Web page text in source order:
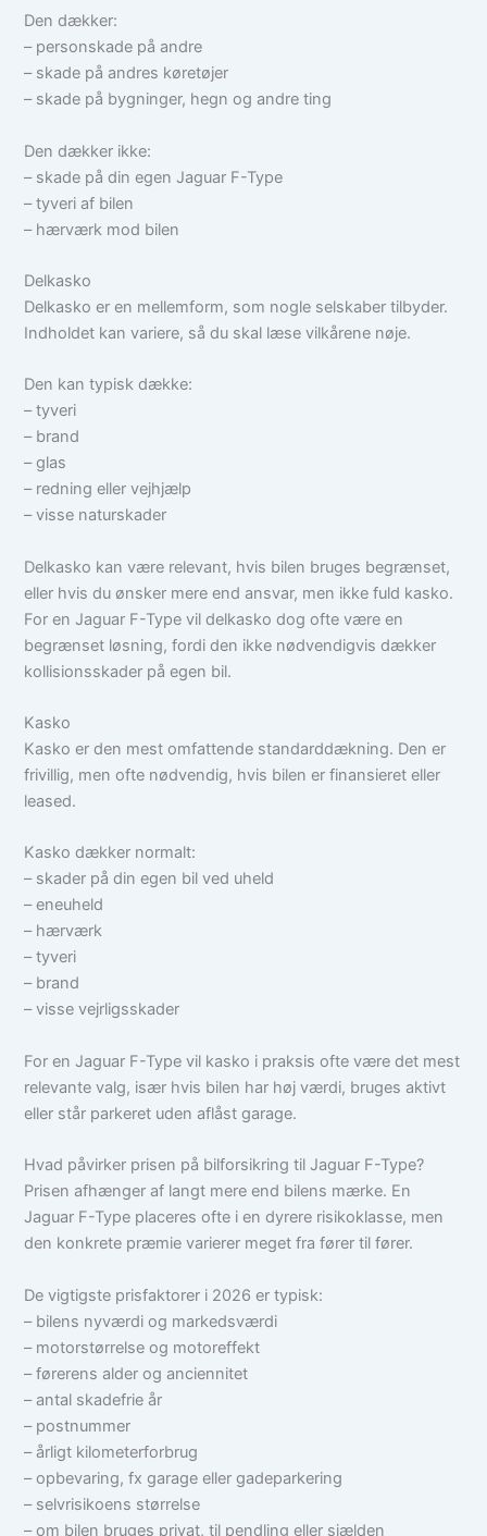
Den dækker:
– personskade på andre
– skade på andres køretøjer
– skade på bygninger, hegn og andre ting
Den dækker ikke:
– skade på din egen Jaguar F-Type
– tyveri af bilen
– hærværk mod bilen
Delkasko
Delkasko er en mellemform, som nogle selskaber tilbyder.
Indholdet kan variere, så du skal læse vilkårene nøje.
Den kan typisk dække:
– tyveri
– brand
– glas
– redning eller vejhjælp
– visse naturskader
Delkasko kan være relevant, hvis bilen bruges begrænset,
eller hvis du ønsker mere end ansvar, men ikke fuld kasko.
For en Jaguar F-Type vil delkasko dog ofte være en
begrænset løsning, fordi den ikke nødvendigvis dækker
kollisionsskader på egen bil.
Kasko
Kasko er den mest omfattende standarddækning. Den er
frivillig, men ofte nødvendig, hvis bilen er finansieret eller
leased.
Kasko dækker normalt:
– skader på din egen bil ved uheld
– eneuheld
– hærværk
– tyveri
– brand
– visse vejrligsskader
For en Jaguar F-Type vil kasko i praksis ofte være det mest
relevante valg, især hvis bilen har høj værdi, bruges aktivt
eller står parkeret uden aflåst garage.
Hvad påvirker prisen på bilforsikring til Jaguar F-Type?
Prisen afhænger af langt mere end bilens mærke. En
Jaguar F-Type placeres ofte i en dyrere risikoklasse, men
den konkrete præmie varierer meget fra fører til fører.
De vigtigste prisfaktorer i 2026 er typisk:
– bilens nyværdi og markedsværdi
– motorstørrelse og motoreffekt
– førerens alder og anciennitet
– antal skadefrie år
– postnummer
– årligt kilometerforbrug
– opbevaring, fx garage eller gadeparkering
– selvrisikoens størrelse
– om bilen bruges privat, til pendling eller sjælden